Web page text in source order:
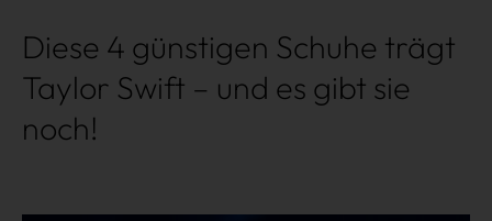
Diese 4 günstigen Schuhe trägt
Taylor Swift – und es gibt sie
noch!